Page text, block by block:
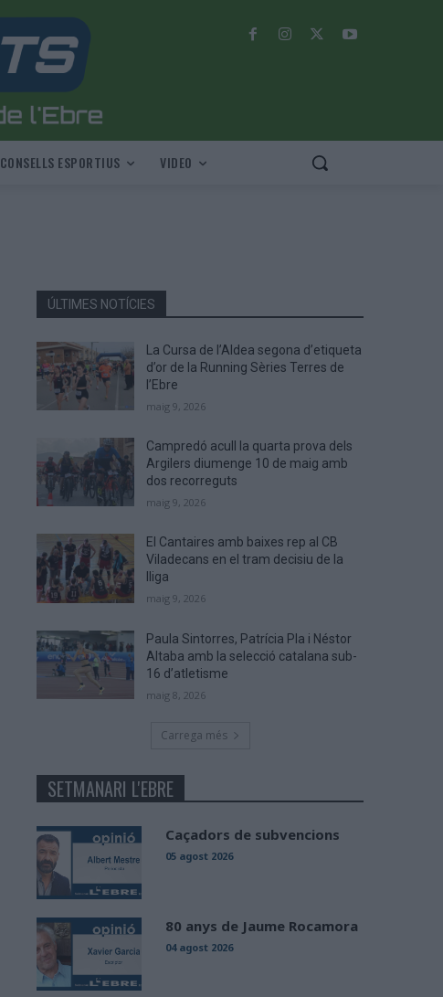
CONSELLS ESPORTIUS VIDEO
ÚLTIMES NOTÍCIES
La Cursa de l’Aldea segona d’etiqueta
d’or de la Running Sèries Terres de
l’Ebre
maig 9, 2026
Campredó acull la quarta prova dels
Argilers diumenge 10 de maig amb
dos recorreguts
maig 9, 2026
El Cantaires amb baixes rep al CB
Viladecans en el tram decisiu de la
lliga
maig 9, 2026
Paula Sintorres, Patrícia Pla i Néstor
Altaba amb la selecció catalana sub-
16 d’atletisme
maig 8, 2026
Carrega més
SETMANARI L'EBRE
Caçadors de subvencions
05 agost 2026
80 anys de Jaume Rocamora
04 agost 2026